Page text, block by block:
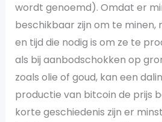
wordt genoemd). Omdat er
beschikbaar zijn om te minen,
en tijd die nodig is om ze te
als bij aanbodschokken op
zoals olie of goud, kan een
productie van bitcoin de prijs
korte geschiedenis zijn er